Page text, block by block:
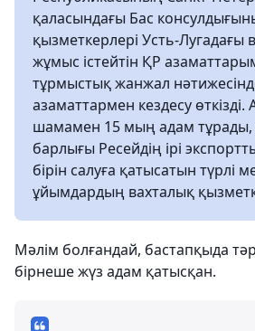
қаласындағы Бас
қызметкерлері Усть-Лугадағы
жұмыс істейтін ҚР
тұрмыстық жанжал
азаматтармен кездесу өткізді.
шамамен 15 мың адам
барлығы Ресейдің ірі
бірін салуға қатысатын түрлі
ұйымдардың вахталық
Мәлім болғандай, бастапқыда
бірнеше жүз адам қатысқан.